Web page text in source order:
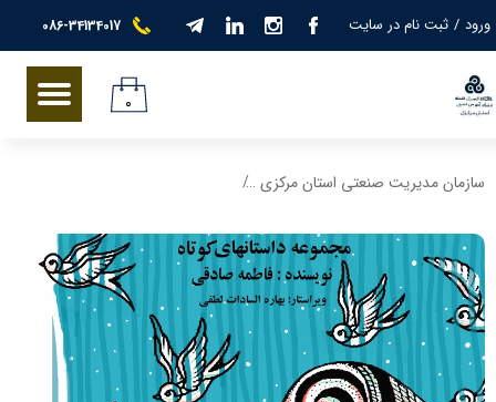
086-34134017 ورود / ثبت نام در سایت
حساب کاربری من
تغییر گذر واژه
۰
سازمان مدیریت صنعتی استان مرکزی